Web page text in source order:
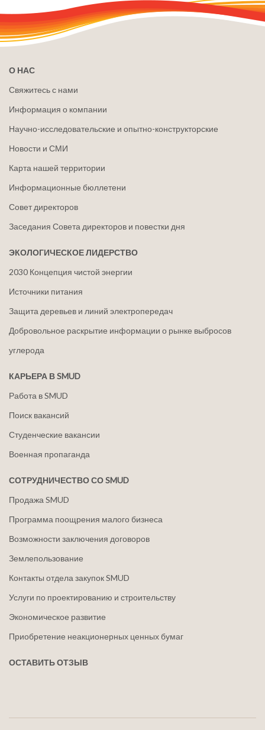
О НАС
Свяжитесь с нами
Информация о компании
Научно-исследовательские и опытно-конструкторские
Новости и СМИ
Карта нашей территории
Информационные бюллетени
Совет директоров
Заседания Совета директоров и повестки дня
ЭКОЛОГИЧЕСКОЕ ЛИДЕРСТВО
2030 Концепция чистой энергии
Источники питания
Защита деревьев и линий электропередач
Добровольное раскрытие информации о рынке выбросов
углерода
КАРЬЕРА В SMUD
Работа в SMUD
Поиск вакансий
Студенческие вакансии
Военная пропаганда
СОТРУДНИЧЕСТВО СО SMUD
Продажа SMUD
Программа поощрения малого бизнеса
Возможности заключения договоров
Землепользование
Контакты отдела закупок SMUD
Услуги по проектированию и строительству
Экономическое развитие
Приобретение неакционерных ценных бумаг
ОСТАВИТЬ ОТЗЫВ